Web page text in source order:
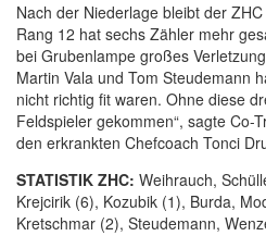
Nach der Niederlage bleibt der
Rang 12 hat sechs Zähler mehr
bei Grubenlampe großes
Martin Vala und Tom Steudemann
nicht richtig fit waren. Ohne diese
Feldspieler gekommen“, sagte Co-
den erkrankten Chefcoach Tonci
STATISTIK ZHC: Weihrauch,
Krejcirik (6), Kozubik (1), Burda,
Kretschmar (2), Steudemann,